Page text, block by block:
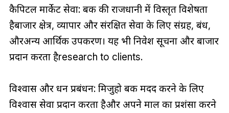
कैपिटल मार्केट सेवा: बैंक की राजधानी में विस्तृत विशेषता
हैबाजार क्षेत्र, व्यापार और संरक्षित सेवा के लिए संग्रह, बंध,
औरअन्य आर्थिक उपकरण। यह भी निवेश सूचना और बाजार
प्रदान करता हैresearch to clients.
विश्वास और धन प्रबंधन: मिजुहो बैंक मदद करने के लिए
विश्वास सेवा प्रदान करता हैऔर अपने माल का प्रशंसा करने